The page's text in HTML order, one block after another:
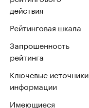
действия
Рейтинговая шкала
Запрошенность
рейтинга
Ключевые источники
информации
Имеющиеся